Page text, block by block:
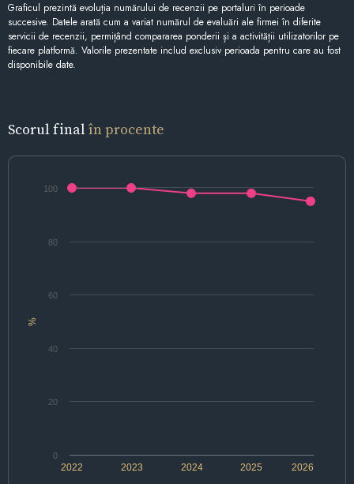
Graficul prezintă evoluția numărului de recenzii pe portaluri în perioade
succesive. Datele arată cum a variat numărul de evaluări ale firmei în diferite
servicii de recenzii, permițând compararea ponderii și a activității utilizatorilor pe
fiecare platformă. Valorile prezentate includ exclusiv perioada pentru care au fost
disponibile date.
Scorul final în procente
%
2022 2024 2026
2023 2025
0
20
40
60
80
100